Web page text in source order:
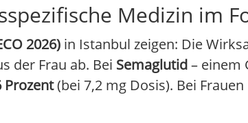
Medizin im
2026) in Istanbul zeigen: Die
der Frau ab. Bei Semaglutid– einem
Prozent(bei 7,2 mg Dosis). Bei